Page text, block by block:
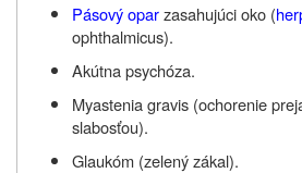
Pásový oparzasahujúci oko (
ophthalmicus).
Akútna psychóza.
Myastenia gravis (ochorenie
slabosťou).
Glaukóm (zelený zákal).